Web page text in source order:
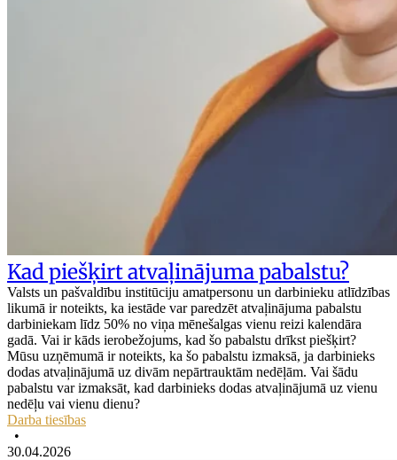
Kad piešķirt atvaļinājuma pabalstu?
Valsts un pašvaldību institūciju amatpersonu un darbinieku atlīdzības
likumā ir noteikts, ka iestāde var paredzēt atvaļinājuma pabalstu
darbiniekam līdz 50% no viņa mēnešalgas vienu reizi kalendāra
gadā. Vai ir kāds ierobežojums, kad šo pabalstu drīkst piešķirt?
Mūsu uzņēmumā ir noteikts, ka šo pabalstu izmaksā, ja darbinieks
dodas atvaļinājumā uz divām nepārtrauktām nedēļām. Vai šādu
pabalstu var izmaksāt, kad darbinieks dodas atvaļinājumā uz vienu
nedēļu vai vienu dienu?
Darba tiesības
•
30.04.2026